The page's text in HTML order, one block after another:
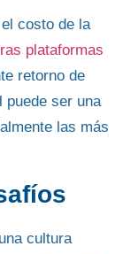
costo de la
plataformas
retorno de
puede ser una
las más
cultura